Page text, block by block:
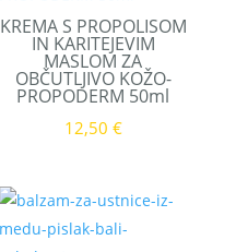
KREMA S PROPOLISOM
IN KARITEJEVIM
MASLOM ZA
OBČUTLJIVO KOŽO-
PROPODERM 50ml
12,50 €